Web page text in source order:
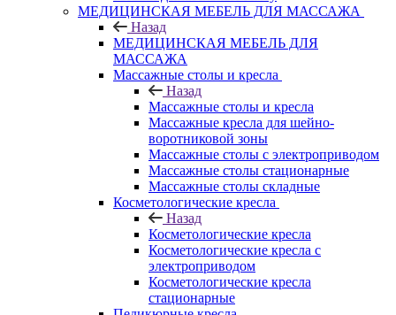
МЕДИЦИНСКАЯ МЕБЕЛЬ ДЛЯ МАССАЖА
Назад
МЕДИЦИНСКАЯ МЕБЕЛЬ ДЛЯ
МАССАЖА
Массажные столы и кресла
Назад
Массажные столы и кресла
Массажные кресла для шейно-
воротниковой зоны
Массажные столы с электроприводом
Массажные столы стационарные
Массажные столы складные
Косметологические кресла
Назад
Косметологические кресла
Косметологические кресла с
электроприводом
Косметологические кресла
стационарные